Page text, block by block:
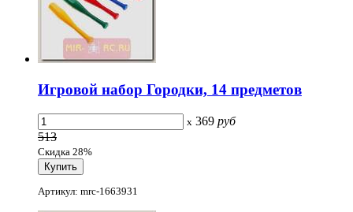
Игровой набор Городки, 14 предметов
x 369 руб
513
Скидка 28%
Артикул: mrc-1663931